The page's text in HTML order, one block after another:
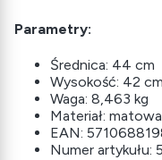
Parametry:
Średnica: 44 cm
Wysokość: 42 cm
Waga: 8,463 kg
Materiał:
EAN:
Numer artykułu: